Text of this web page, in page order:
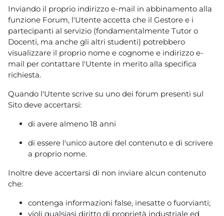
Inviando il proprio indirizzo e-mail in abbinamento alla
funzione Forum, l'Utente accetta che il Gestore e i
partecipanti al servizio (fondamentalmente Tutor o
Docenti, ma anche gli altri studenti) potrebbero
visualizzare il proprio nome e cognome e indirizzo e-
mail per contattare l'Utente in merito alla specifica
richiesta.
Quando l'Utente scrive su uno dei forum presenti sul
Sito deve accertarsi:
di avere almeno 18 anni
di essere l'unico autore del contenuto e di scrivere
a proprio nome.
Inoltre deve accertarsi di non inviare alcun contenuto
che:
contenga informazioni false, inesatte o fuorvianti;
violi qualsiasi diritto di proprietà industriale ed